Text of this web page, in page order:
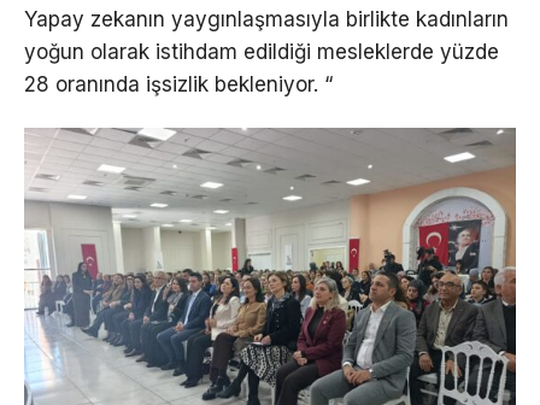
Yapay zekanın yaygınlaşmasıyla birlikte kadınların
yoğun olarak istihdam edildiği mesleklerde yüzde
28 oranında işsizlik bekleniyor. “